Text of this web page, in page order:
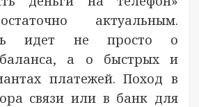
актуальным.
идет не просто о
а о быстрых и
платежей. Поход в
связи или в банк для